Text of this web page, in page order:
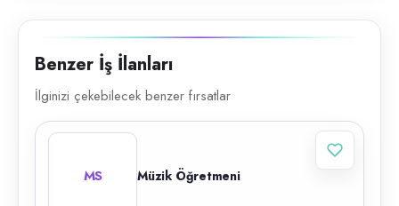
Benzer İş İlanları
İlginizi çekebilecek benzer fırsatlar
MS Müzik Öğretmeni